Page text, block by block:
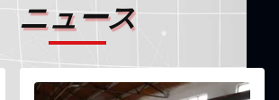
ニュース